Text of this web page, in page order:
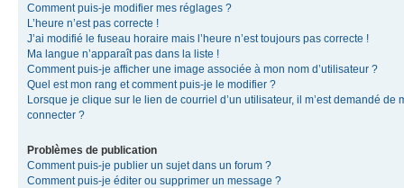
Comment puis-je modifier mes réglages ?
L’heure n’est pas correcte !
J’ai modifié le fuseau horaire mais l’heure n’est toujours pas correcte !
Ma langue n’apparaît pas dans la liste !
Comment puis-je afficher une image associée à mon nom d’utilisateur ?
Quel est mon rang et comment puis-je le modifier ?
Lorsque je clique sur le lien de courriel d’un utilisateur, il m’est demandé de
connecter ?
Problèmes de publication
Comment puis-je publier un sujet dans un forum ?
Comment puis-je éditer ou supprimer un message ?